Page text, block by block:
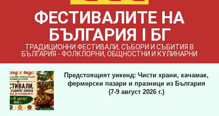
ФЕСТИВАЛИТЕ НА
БЪЛГАРИЯ I БГ
ТРАДИЦИОННИ ФЕСТИВАЛИ, СЪБОРИ И СЪБИТИЯ В
БЪЛГАРИЯ - ФОЛКЛОРНИ, ОБЩНОСТНИ И КУЛИНАРНИ
Предстоящият уикенд: Чисти храни, качамак,
фермерски пазари и празници из България
(7-9 август 2026 г.)